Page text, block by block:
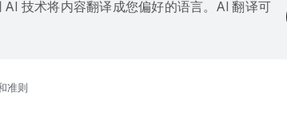
技术将内容翻译成您偏好的语言。AI 翻译可
准则